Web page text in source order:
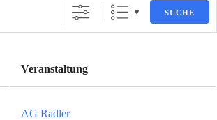
SUCHE
Veranstaltung
AG Radler